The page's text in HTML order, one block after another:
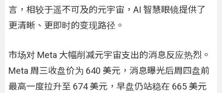
言，相较于遥不可及的元宇宙，AI 智慧眼镜提供了
更清晰、更即时的变现路径。
市场对 Meta 大幅削减元宇宙支出的消息反应热烈。
Meta 周三收盘价为 640 美元，消息曝光后周四盘前
最高一度拉升至 674 美元，早盘仍站稳在 665 美元